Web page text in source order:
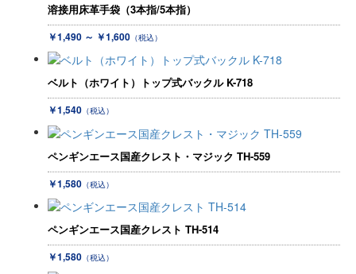
溶接用床革手袋（3本指/5本指）
￥1,490 ～ ￥1,600 （税込）
ベルト（ホワイト）トップ式バックル K-718
￥1,540 （税込）
ペンギンエース国産クレスト・マジック TH-559
￥1,580 （税込）
ペンギンエース国産クレスト TH-514
￥1,580 （税込）